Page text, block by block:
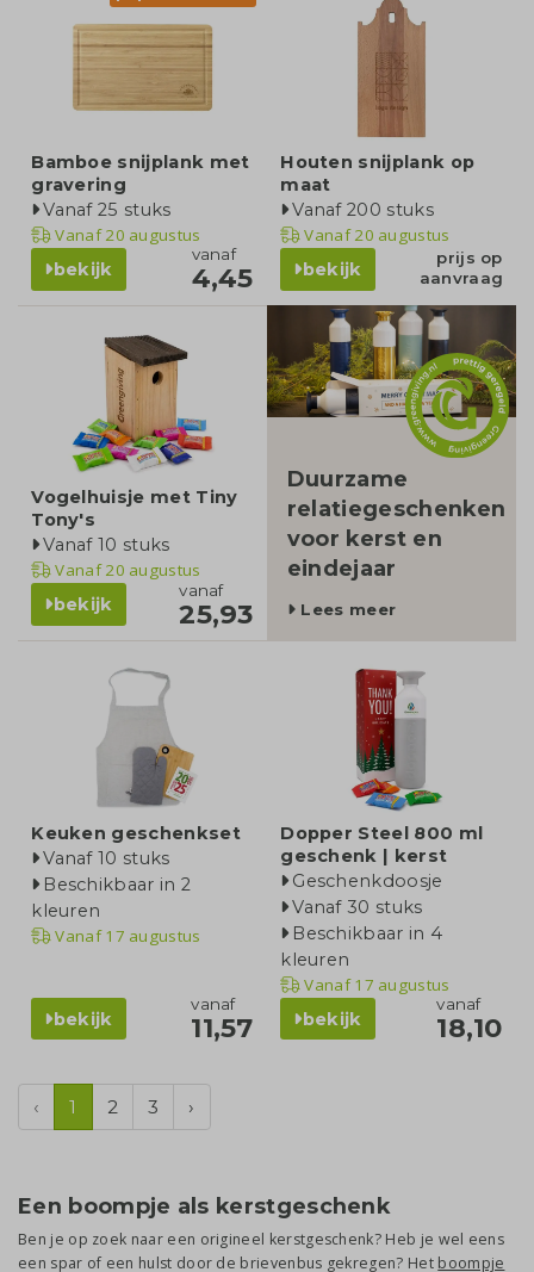
Bamboe snijplank met
gravering
Vanaf 25 stuks
Vanaf20 augustus
bekijk
vanaf
4,45
Houten snijplank op
maat
Vanaf 200 stuks
Vanaf20 augustus
bekijk
prijs op
aanvraag
Vogelhuisje met Tiny
Tony's
Vanaf 10 stuks
Vanaf20 augustus
bekijk
vanaf
25,93
blog
Duurzame
relatiegeschenken
voor kerst en
eindejaar
Lees meer
Keuken geschenkset
Vanaf 10 stuks
Beschikbaar in 2
kleuren
Vanaf17 augustus
bekijk
vanaf
11,57
Dopper Steel 800 ml
geschenk | kerst
Geschenkdoosje
Vanaf 30 stuks
Beschikbaar in 4
kleuren
Vanaf17 augustus
bekijk
vanaf
18,10
‹ 1 2 3 ›
Een boompje als kerstgeschenk
Ben je op zoek naar een origineel kerstgeschenk? Heb je wel eens
een spar of een hulst door de brievenbus gekregen? Het boompje